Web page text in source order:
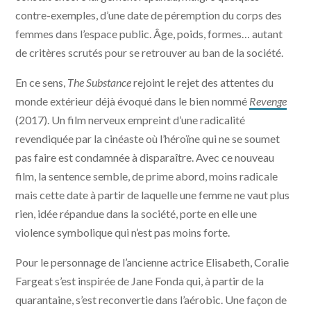
contre-exemples, d’une date de péremption du corps des
femmes dans l’espace public. Âge, poids, formes… autant
de critères scrutés pour se retrouver au ban de la société.
En ce sens, The Substancerejoint le rejet des attentes du
monde extérieur déjà évoqué dans le bien nommé Revenge
(2017). Un film nerveux empreint d’une radicalité
revendiquée par la cinéaste où l’héroïne qui ne se soumet
pas faire est condamnée à disparaître. Avec ce nouveau
film, la sentence semble, de prime abord, moins radicale
mais cette date à partir de laquelle une femme ne vaut plus
rien, idée répandue dans la société, porte en elle une
violence symbolique qui n’est pas moins forte.
Pour le personnage de l’ancienne actrice Elisabeth, Coralie
Fargeat s’est inspirée de Jane Fonda qui, à partir de la
quarantaine, s’est reconvertie dans l’aérobic. Une façon de